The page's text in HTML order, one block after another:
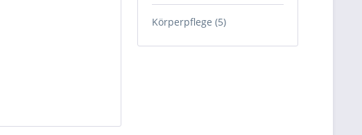
Körperpflege (5)